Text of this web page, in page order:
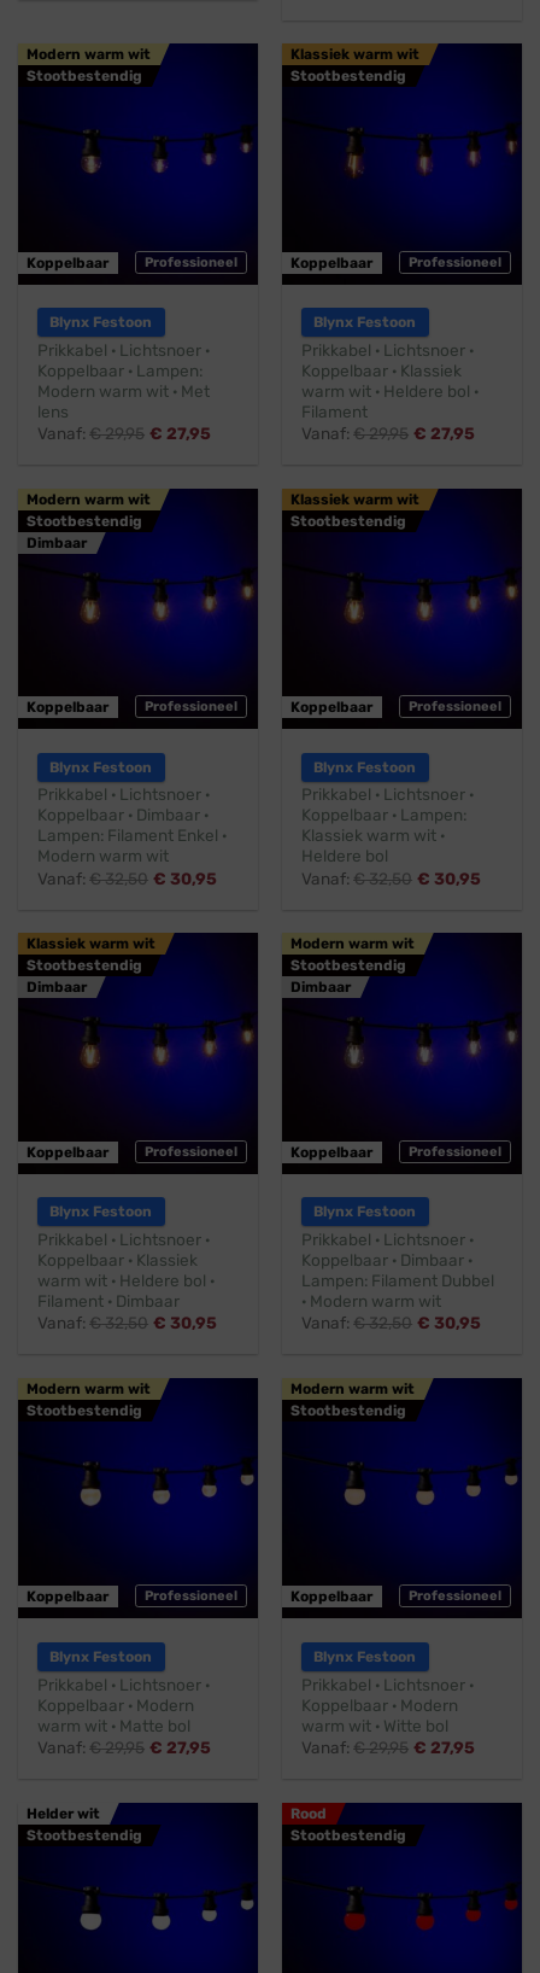
Professioneel
Modern warm wit
Stootbestendig
Koppelbaar
Blynx Festoon
Prikkabel · Lichtsnoer ·
Koppelbaar · Lampen:
Modern warm wit · Met
lens
Vanaf:€29,95 € 27,95
Professioneel
Klassiek warm wit
Stootbestendig
Koppelbaar
Blynx Festoon
Prikkabel · Lichtsnoer ·
Koppelbaar · Klassiek
warm wit · Heldere bol ·
Filament
Vanaf:€29,95 € 27,95
Professioneel
Modern warm wit
Stootbestendig
Dimbaar
Koppelbaar
Blynx Festoon
Prikkabel · Lichtsnoer ·
Koppelbaar · Dimbaar ·
Lampen: Filament Enkel ·
Modern warm wit
Vanaf:€32,50 € 30,95
Professioneel
Klassiek warm wit
Stootbestendig
Koppelbaar
Blynx Festoon
Prikkabel · Lichtsnoer ·
Koppelbaar · Lampen:
Klassiek warm wit ·
Heldere bol
Vanaf:€32,50 € 30,95
Professioneel
Klassiek warm wit
Stootbestendig
Dimbaar
Koppelbaar
Blynx Festoon
Prikkabel · Lichtsnoer ·
Koppelbaar · Klassiek
warm wit · Heldere bol ·
Filament · Dimbaar
Vanaf:€32,50 € 30,95
Professioneel
Modern warm wit
Stootbestendig
Dimbaar
Koppelbaar
Blynx Festoon
Prikkabel · Lichtsnoer ·
Koppelbaar · Dimbaar ·
Lampen: Filament Dubbel
· Modern warm wit
Vanaf:€32,50 € 30,95
Professioneel
Modern warm wit
Stootbestendig
Koppelbaar
Blynx Festoon
Prikkabel · Lichtsnoer ·
Koppelbaar · Modern
warm wit · Matte bol
Vanaf:€29,95 € 27,95
Professioneel
Modern warm wit
Stootbestendig
Koppelbaar
Blynx Festoon
Prikkabel · Lichtsnoer ·
Koppelbaar · Modern
warm wit · Witte bol
Vanaf:€29,95 € 27,95
Helder wit
Stootbestendig
Rood
Stootbestendig